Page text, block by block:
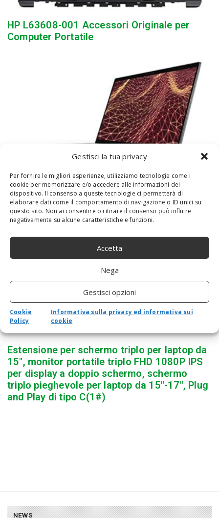
Gestisci la tua privacy
Per fornire le migliori esperienze, utilizziamo tecnologie come i
cookie per memorizzare e/o accedere alle informazioni del
dispositivo. Il consenso a queste tecnologie ci permetterà di
elaborare dati come il comportamento di navigazione o ID unici su
questo sito. Non acconsentire o ritirare il consenso può influire
negativamente su alcune caratteristiche e funzioni.
Accetta
Nega
Gestisci opzioni
Cookie
Policy
Informativa sulla privacy ed informativa sui
cookie
HP L63608-001 Accessori Originale per
Computer Portatile
PORTÁTIL INTERNACIONAL DELL LATITUDE
7430 14,0″ FHD I5 W10P+W11P I5-
1245U,16GBDDR4,256GBSSD
Estensione per schermo triplo per laptop da
15″, monitor portatile triplo FHD 1080P IPS
per display a doppio schermo, schermo
triplo pieghevole per laptop da 15″-17″, Plug
and Play di tipo C(1#)
NEWS